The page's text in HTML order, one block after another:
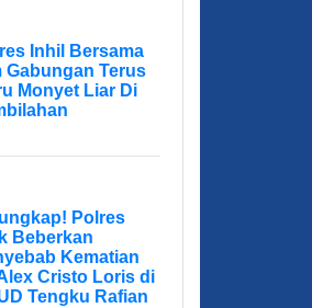
Inhil Bersama
Gabungan Terus
Monyet Liar Di
Polres
Beberkan
Kematian
Cristo Loris di
Tengku Rafian